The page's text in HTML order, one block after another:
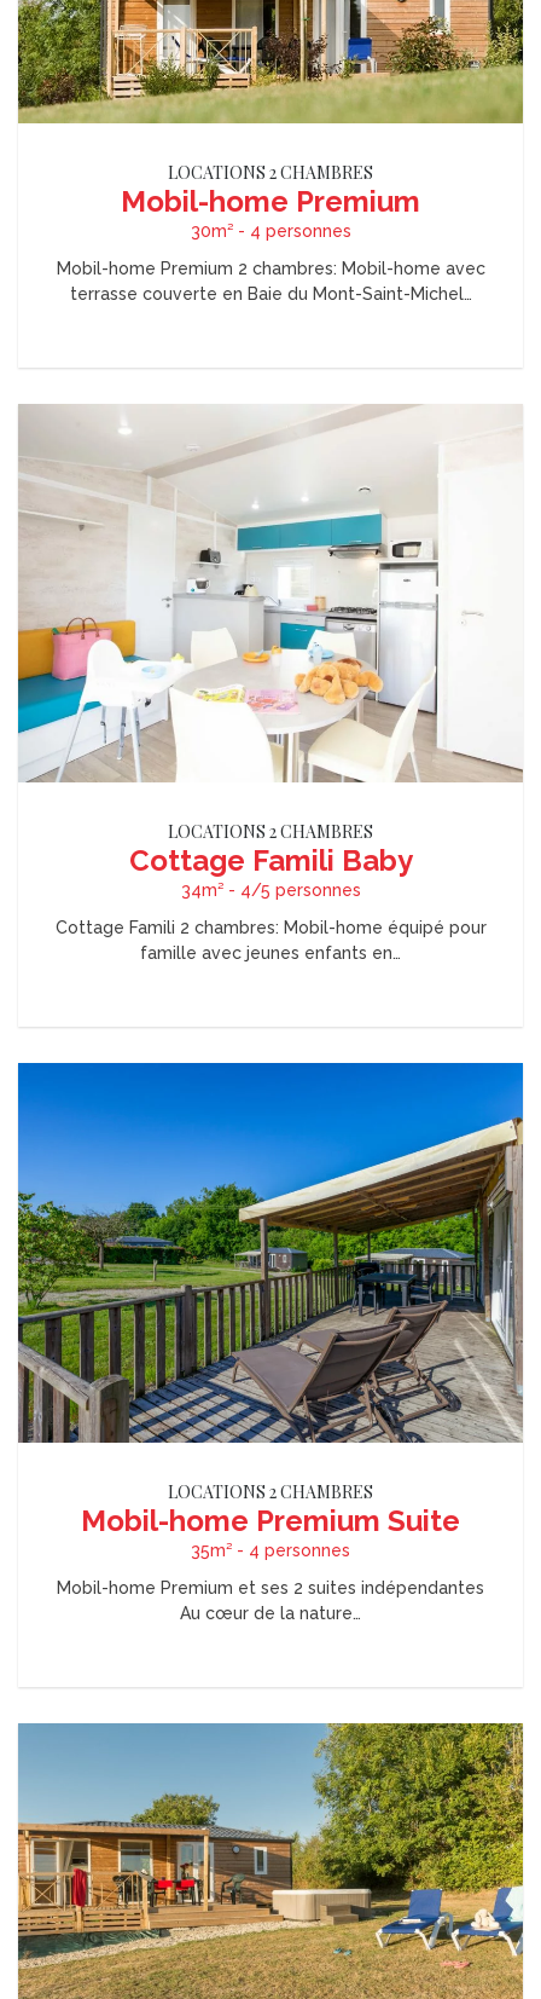
LOCATIONS 2 CHAMBRES
Mobil-home Premium
30m² - 4 personnes
Mobil-home Premium 2 chambres: Mobil-home avec
terrasse couverte en Baie du Mont-Saint-Michel…
LOCATIONS 2 CHAMBRES
Cottage Famili Baby
34m² - 4/5 personnes
Cottage Famili 2 chambres: Mobil-home équipé pour
famille avec jeunes enfants en…
LOCATIONS 2 CHAMBRES
Mobil-home Premium Suite
35m² - 4 personnes
Mobil-home Premium et ses 2 suites indépendantes
Au cœur de la nature…